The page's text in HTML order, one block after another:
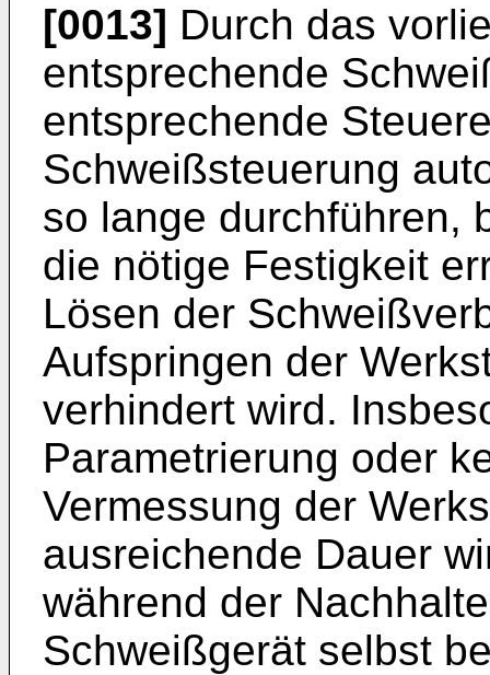
[0013] Durch das
entsprechende
entsprechende
Schweißsteuerung
so lange durchführen,
die nötige Festigkeit
Lösen der
Aufspringen der
verhindert wird.
Parametrierung oder
Vermessung der
ausreichende Dauer
während der
Schweißgerät selbst